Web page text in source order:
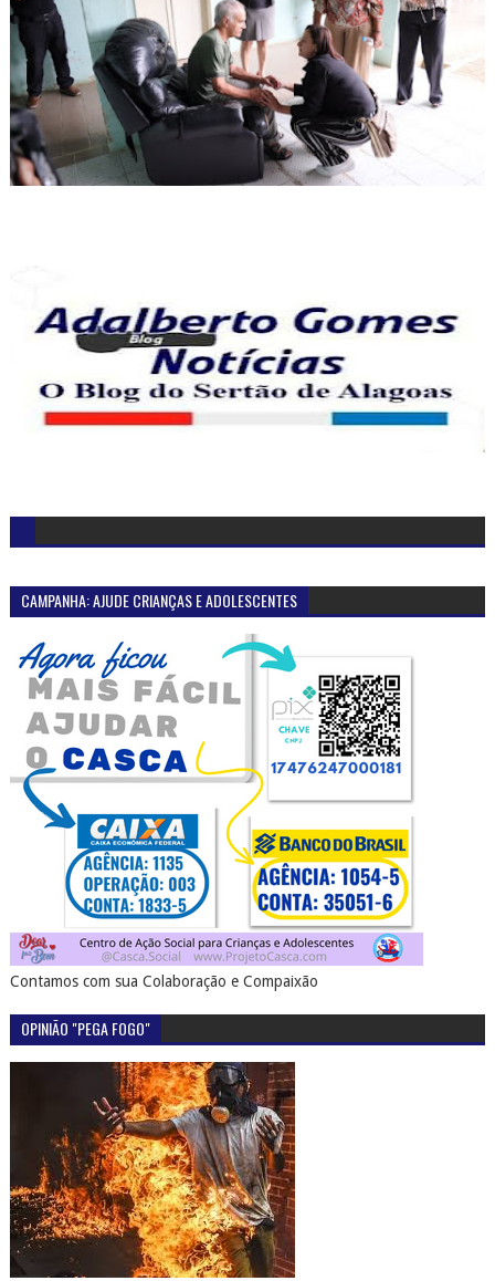
CAMPANHA: AJUDE CRIANÇAS E ADOLESCENTES
Contamos com sua Colaboração e Compaixão
OPINIÃO "PEGA FOGO"